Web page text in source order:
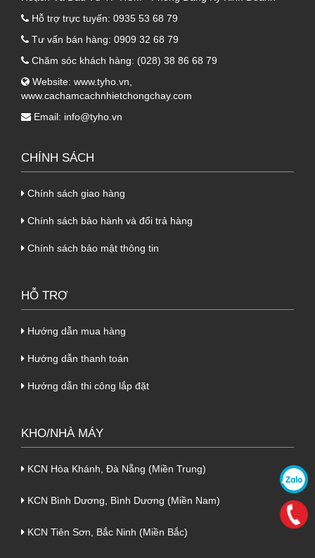
Hỗ trợ trực tuyến: 0935 53 68 79
Tư vấn bán hàng: 0909 32 68 79
Chăm sóc khách hàng: (028) 38 86 68 79
Website: www.tyho.vn
www.cachamcachnhietchongchay.com
Email: info@tyho.vn
CHÍNH SÁCH
Chính sách giao hàng
Chính sách bảo hành và đổi trả hàng
Chính sách bảo mật thông tin
HỖ TRỢ
Hướng dẫn mua hàng
Hướng dẫn thanh toán
Hướng dẫn thi công lắp đặt
KHO/NHÀ MÁY
KCN Hòa Khánh, Đà Nẵng (Miền Trung)
KCN Bình Dương, Bình Dương (Miền Nam)
KCN Tiên Sơn, Bắc Ninh (Miền Bắc)